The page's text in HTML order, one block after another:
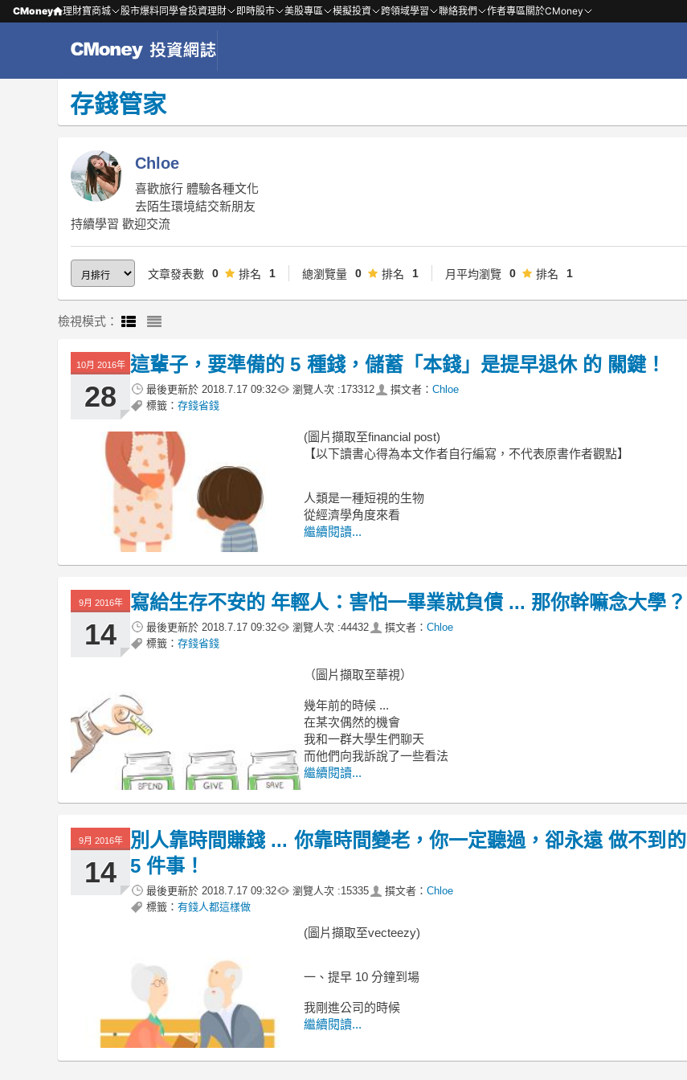
CMoney 理財寶商城 股市爆料同學會投資理財 即時股市 美股專區 模擬投資 跨領域學習 聯絡我們 作者專區關於CMoney
存錢管家
Chloe
喜歡旅行 體驗各種文化
去陌生環境結交新朋友
持續學習 歡迎交流
文章發表數 0 排名 1 總瀏覽量 0 排名 1 月平均瀏覽 0 排名 1
檢視模式：
10月 2016年
28
這輩子，要準備的 5 種錢，儲蓄「本錢」是提早退休 的 關鍵！
最後更新於 2018.7.17 09:32 瀏覽人次 :173312 撰文者： Chloe
標籤： 存錢省錢
(圖片擷取至financial post)
【以下讀書心得為本文作者自行編寫，不代表原書作者觀點】
人類是一種短視的生物
從經濟學角度來看
繼續閱讀...
9月 2016年
14
寫給生存不安的 年輕人：害怕一畢業就負債 ... 那你幹嘛念大學？
最後更新於 2018.7.17 09:32 瀏覽人次 :44432 撰文者： Chloe
標籤： 存錢省錢
（圖片擷取至華視）
幾年前的時候 ...
在某次偶然的機會
我和一群大學生們聊天
而他們向我訴說了一些看法
繼續閱讀...
9月 2016年
14
別人靠時間賺錢 ... 你靠時間變老，你一定聽過，卻永遠 做不到的
5 件事！
最後更新於 2018.7.17 09:32 瀏覽人次 :15335 撰文者： Chloe
標籤： 有錢人都這樣做
(圖片擷取至vecteezy)
一、提早 10 分鐘到場
我剛進公司的時候
繼續閱讀...